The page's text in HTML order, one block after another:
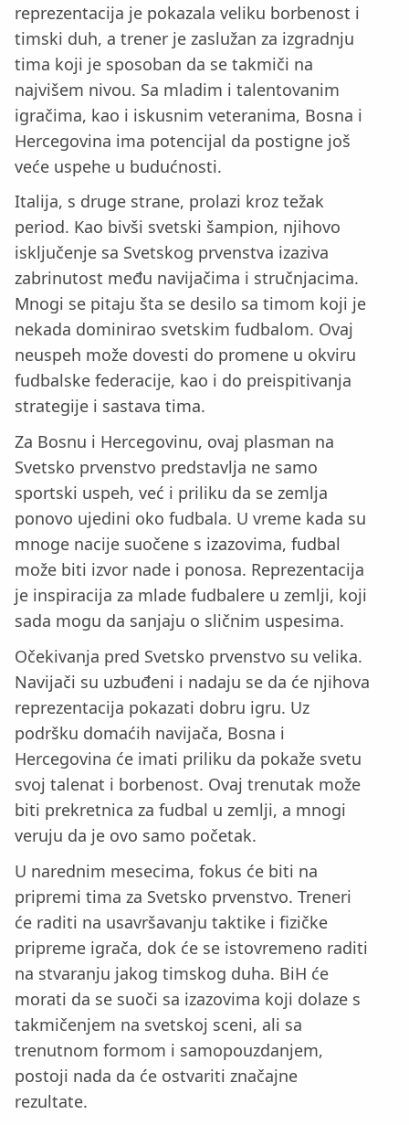
reprezentacija je pokazala veliku borbenost i
timski duh, a trener je zaslužan za izgradnju
tima koji je sposoban da se takmiči na
najvišem nivou. Sa mladim i talentovanim
igračima, kao i iskusnim veteranima, Bosna i
Hercegovina ima potencijal da postigne još
veće uspehe u budućnosti.
Italija, s druge strane, prolazi kroz težak
period. Kao bivši svetski šampion, njihovo
isključenje sa Svetskog prvenstva izaziva
zabrinutost među navijačima i stručnjacima.
Mnogi se pitaju šta se desilo sa timom koji je
nekada dominirao svetskim fudbalom. Ovaj
neuspeh može dovesti do promene u okviru
fudbalske federacije, kao i do preispitivanja
strategije i sastava tima.
Za Bosnu i Hercegovinu, ovaj plasman na
Svetsko prvenstvo predstavlja ne samo
sportski uspeh, već i priliku da se zemlja
ponovo ujedini oko fudbala. U vreme kada su
mnoge nacije suočene s izazovima, fudbal
može biti izvor nade i ponosa. Reprezentacija
je inspiracija za mlade fudbalere u zemlji, koji
sada mogu da sanjaju o sličnim uspesima.
Očekivanja pred Svetsko prvenstvo su velika.
Navijači su uzbuđeni i nadaju se da će njihova
reprezentacija pokazati dobru igru. Uz
podršku domaćih navijača, Bosna i
Hercegovina će imati priliku da pokaže svetu
svoj talenat i borbenost. Ovaj trenutak može
biti prekretnica za fudbal u zemlji, a mnogi
veruju da je ovo samo početak.
U narednim mesecima, fokus će biti na
pripremi tima za Svetsko prvenstvo. Treneri
će raditi na usavršavanju taktike i fizičke
pripreme igrača, dok će se istovremeno raditi
na stvaranju jakog timskog duha. BiH će
morati da se suoči sa izazovima koji dolaze s
takmičenjem na svetskoj sceni, ali sa
trenutnom formom i samopouzdanjem,
postoji nada da će ostvariti značajne
rezultate.